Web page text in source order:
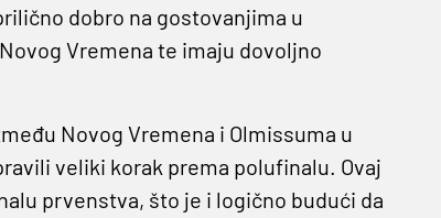
dobro na gostovanjima u
Vremena te imaju dovoljno
Novog Vremena i Olmissuma u
veliki korak prema polufinalu. Ovaj
prvenstva, što je i logično budući da